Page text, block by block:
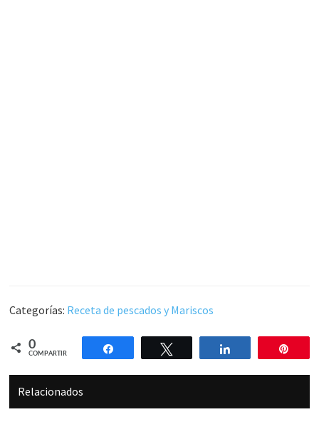
Categorías: Receta de pescados y Mariscos
0
COMPARTIR
Compartir Compartir
Relacionados